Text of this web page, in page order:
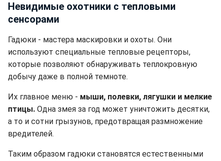
Невидимые охотники с тепловыми
сенсорами
Гадюки - мастера маскировки и охоты. Они
используют специальные тепловые рецепторы,
которые позволяют обнаруживать теплокровную
добычу даже в полной темноте.
Их главное меню - мыши, полевки, лягушки и мелкие
птицы. Одна змея за год может уничтожить десятки,
а то и сотни грызунов, предотвращая размножение
вредителей.
Таким образом гадюки становятся естественными